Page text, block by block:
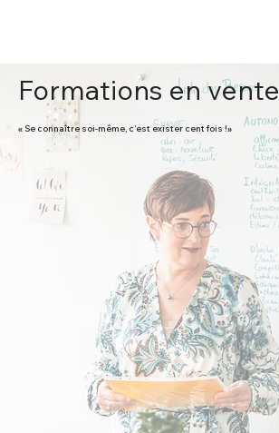
« Se connaître soi-même, c’est exister cent fois !»
Formations en vente